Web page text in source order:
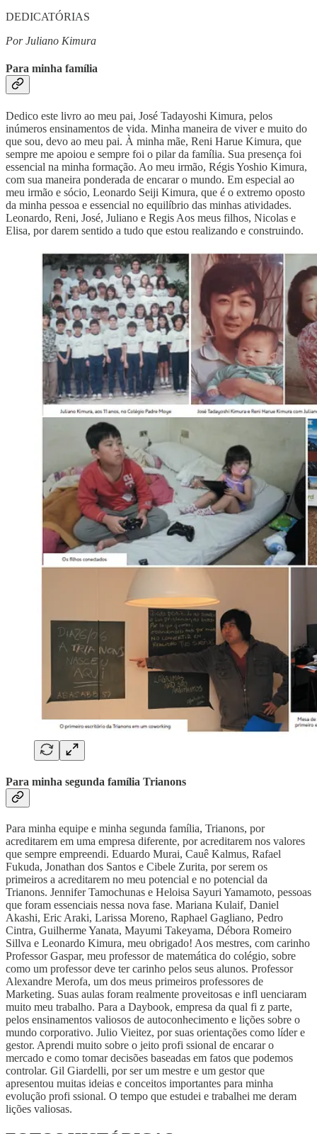
DEDICATÓRIAS
Por Juliano Kimura
Para minha família
Dedico este livro ao meu pai, José Tadayoshi Kimura, pelos
inúmeros ensinamentos de vida. Minha maneira de viver e muito do
que sou, devo ao meu pai. À minha mãe, Reni Harue Kimura, que
sempre me apoiou e sempre foi o pilar da família. Sua presença foi
essencial na minha formação. Ao meu irmão, Régis Yoshio Kimura,
com sua maneira ponderada de encarar o mundo. Em especial ao
meu irmão e sócio, Leonardo Seiji Kimura, que é o extremo oposto
da minha pessoa e essencial no equilíbrio das minhas atividades.
Leonardo, Reni, José, Juliano e Regis Aos meus filhos, Nicolas e
Elisa, por darem sentido a tudo que estou realizando e construindo.
Para minha segunda família Trianons
Para minha equipe e minha segunda família, Trianons, por
acreditarem em uma empresa diferente, por acreditarem nos valores
que sempre empreendi. Eduardo Murai, Cauê Kalmus, Rafael
Fukuda, Jonathan dos Santos e Cibele Zurita, por serem os
primeiros a acreditarem no meu potencial e no potencial da
Trianons. Jennifer Tamochunas e Heloisa Sayuri Yamamoto, pessoas
que foram essenciais nessa nova fase. Mariana Kulaif, Daniel
Akashi, Eric Araki, Larissa Moreno, Raphael Gagliano, Pedro
Cintra, Guilherme Yanata, Mayumi Takeyama, Débora Romeiro
Sillva e Leonardo Kimura, meu obrigado! Aos mestres, com carinho
Professor Gaspar, meu professor de matemática do colégio, sobre
como um professor deve ter carinho pelos seus alunos. Professor
Alexandre Merofa, um dos meus primeiros professores de
Marketing. Suas aulas foram realmente proveitosas e infl uenciaram
muito meu trabalho. Para a Daybook, empresa da qual fi z parte,
pelos ensinamentos valiosos de autoconhecimento e lições sobre o
mundo corporativo. Julio Vieitez, por suas orientações como líder e
gestor. Aprendi muito sobre o jeito profi ssional de encarar o
mercado e como tomar decisões baseadas em fatos que podemos
controlar. Gil Giardelli, por ser um mestre e um gestor que
apresentou muitas ideias e conceitos importantes para minha
evolução profi ssional. O tempo que estudei e trabalhei me deram
lições valiosas.